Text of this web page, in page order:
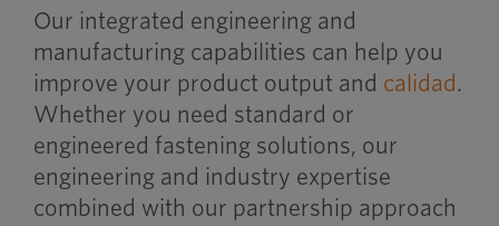
Our integrated engineering and
manufacturing capabilities can help you
improve your product output and calidad.
Whether you need standard or
engineered fastening solutions, our
engineering and industry expertise
combined with our partnership approach